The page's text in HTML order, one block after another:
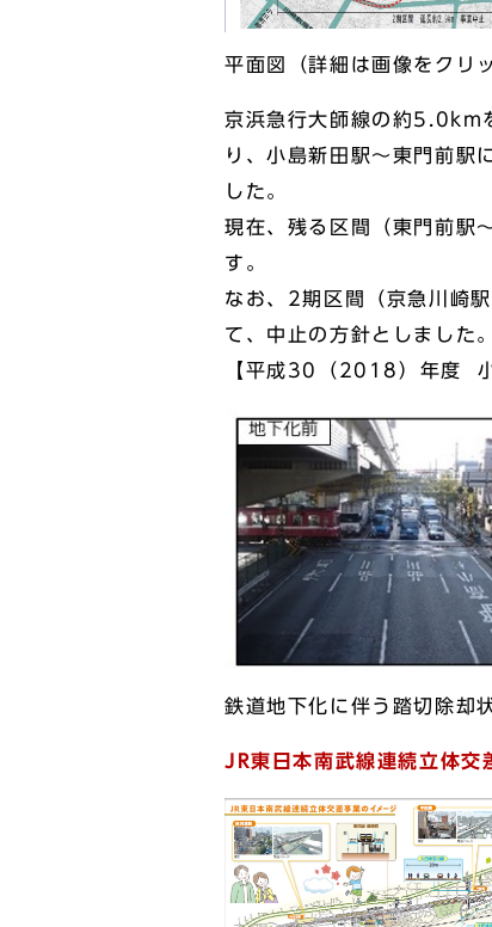
平面図（詳細は画像をクリ
京浜急行大師線の約5.0km
り、小島新田駅～東門前駅
した。
現在、残る区間（東門前駅
す。
なお、2期区間（京急川崎
て、中止の方針としました。
【平成30（2018）年度 小
鉄道地下化に伴う踏切除却
JR東日本南武線連続立体交